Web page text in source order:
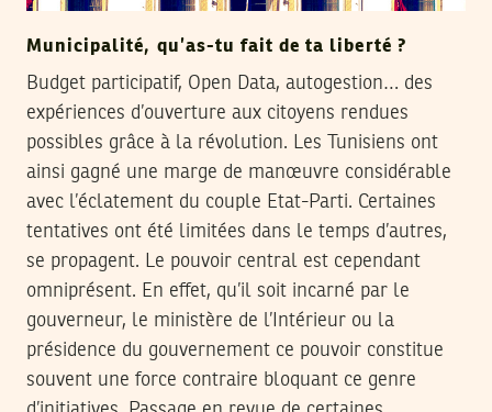
Municipalité, qu’as-tu fait de ta liberté ?
Budget participatif, Open Data, autogestion… des
expériences d’ouverture aux citoyens rendues
possibles grâce à la révolution. Les Tunisiens ont
ainsi gagné une marge de manœuvre considérable
avec l’éclatement du couple Etat-Parti. Certaines
tentatives ont été limitées dans le temps d’autres,
se propagent. Le pouvoir central est cependant
omniprésent. En effet, qu’il soit incarné par le
gouverneur, le ministère de l’Intérieur ou la
présidence du gouvernement ce pouvoir constitue
souvent une force contraire bloquant ce genre